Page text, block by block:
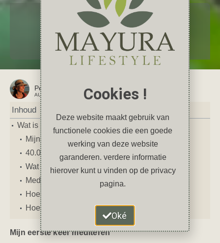
Yoga en Meditatie
Wat is een Monkey Mind?
september 22, 2023
geen reacties
meditatie,mindfulness,oefeningen,ontspanning
Petra
AUTEUR VAN DIT ARTIKEL
Inhoud
Wat is een Monkey Mind?
Mijn eerste keer mediteren
40.000 tot 60.000 gedachten per dag
Wat is meditatie
Meditatie heeft nog meer voordelen
Hoe werkt mediteren?
Hoe is het mij vergaan?
Mijn eerste keer mediteren
Cookies !
Deze website maakt gebruik van
functionele cookies die een goede
werking van deze website
garanderen. verdere informatie
hierover kunt u vinden op de privacy
pagina.
Oké